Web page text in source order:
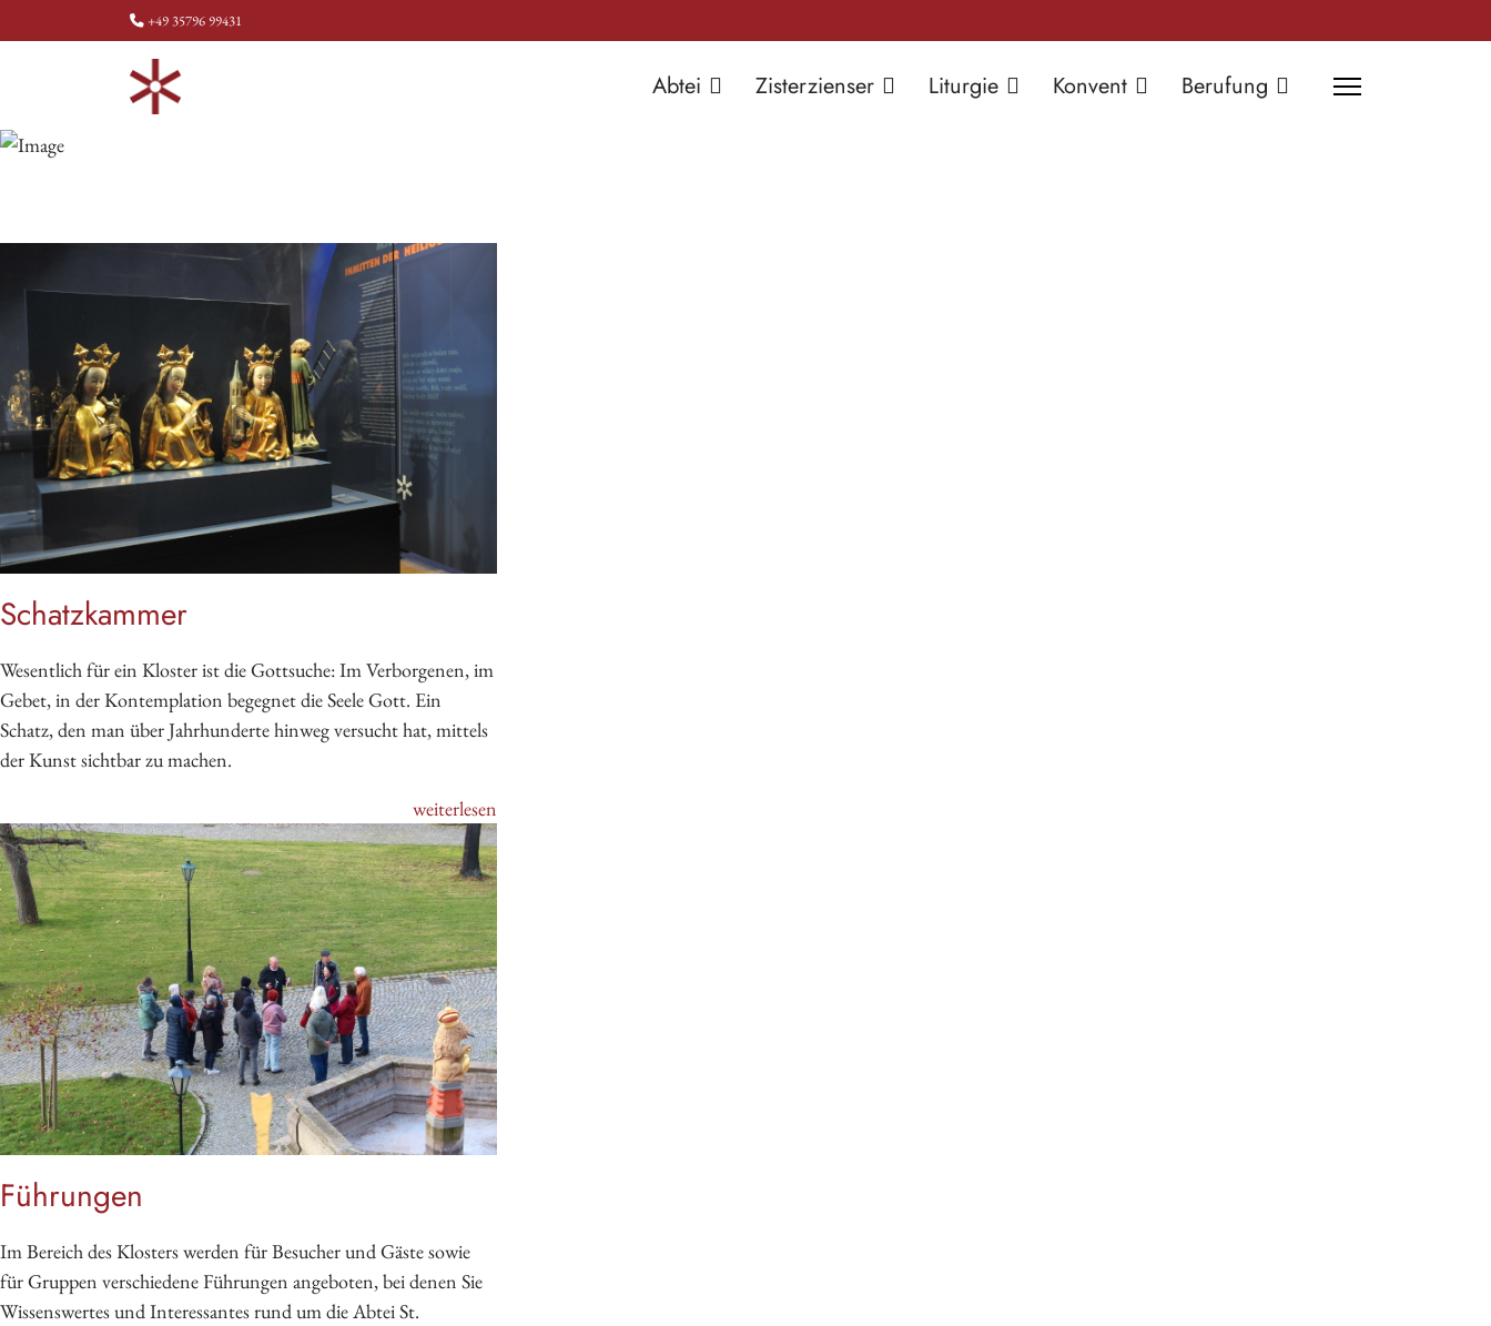
+49 35796 99431
Abtei Zisterzienser Liturgie Konvent Berufung
Schatzkammer
Wesentlich für ein Kloster ist die Gottsuche: Im Verborgenen, im
Gebet, in der Kontemplation begegnet die Seele Gott. Ein
Schatz, den man über Jahrhunderte hinweg versucht hat, mittels
der Kunst sichtbar zu machen.
weiterlesen
Führungen
Im Bereich des Klosters werden für Besucher und Gäste sowie
für Gruppen verschiedene Führungen angeboten, bei denen Sie
Wissenswertes und Interessantes rund um die Abtei St.